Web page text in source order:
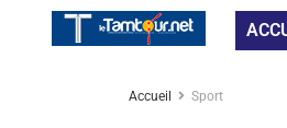
Accueil Sport